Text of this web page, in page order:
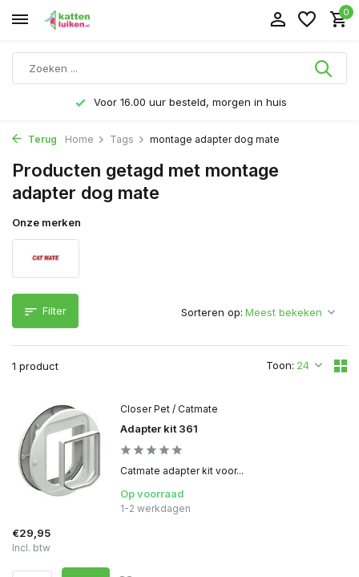
0
Voor 16.00 uur besteld, morgen in huis
Terug Home Tags montage adapter dog mate
Producten getagd met montage
adapter dog mate
Onze merken
Filter
1 product Toon:
Sorteren op:
Closer Pet / Catmate
Adapter kit 361
Catmate adapter kit voor...
Op voorraad
1-2 werkdagen
€29,95
Incl. btw